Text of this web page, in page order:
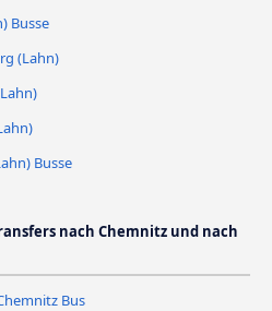
Busse
(Lahn)
Busse
nach Chemnitz und nach
Bus